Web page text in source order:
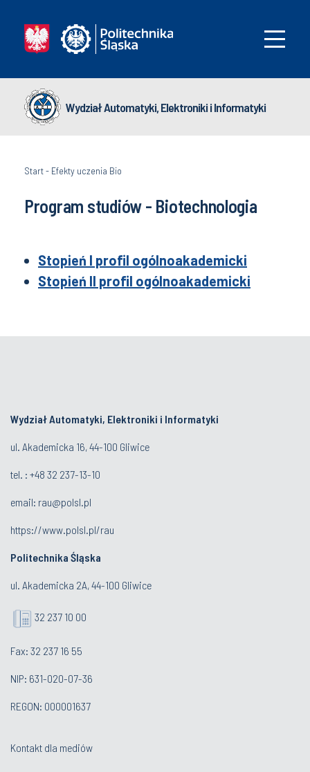
Wydział Automatyki, Elektroniki i Informatyki
Start- Efekty uczenia Bio
Program studiów - Biotechnologia
Stopień I profil ogólnoakademicki
Stopień II profil ogólnoakademicki
Wydział Automatyki, Elektroniki i Informatyki
ul. Akademicka 16, 44-100 Gliwice
tel. : +48 32 237-13-10
email: rau@polsl.pl
https://www.polsl.pl/rau
Politechnika Śląska
ul. Akademicka 2A, 44-100 Gliwice
32 237 10 00
Fax: 32 237 16 55
NIP: 631-020-07-36
REGON: 000001637
Kontakt dla mediów